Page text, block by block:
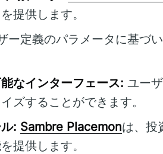
提供します。
ー定義のパラメータに基づ
なインターフェース: ユー
ズすることができます。
: Sambre Placemonは、投
提供します。